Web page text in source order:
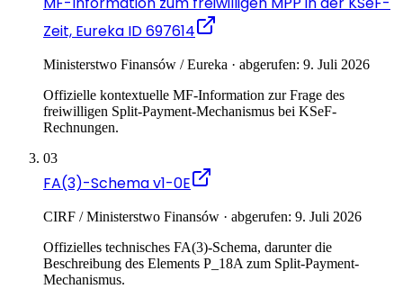
Zeit, Eureka ID 697614
Ministerstwo Finansów / Eureka · abgerufen: 9. Juli 2026
Offizielle kontextuelle MF-Information zur Frage des
freiwilligen Split-Payment-Mechanismus bei KSeF-
Rechnungen.
03
FA(3)-Schema v1-0E
CIRF / Ministerstwo Finansów · abgerufen: 9. Juli 2026
Offizielles technisches FA(3)-Schema, darunter die
Beschreibung des Elements P_18A zum Split-Payment-
Mechanismus.